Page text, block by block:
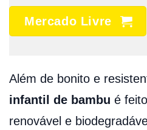
Mercado Livre
Além de bonito e
infantil de bambu é
renovável e